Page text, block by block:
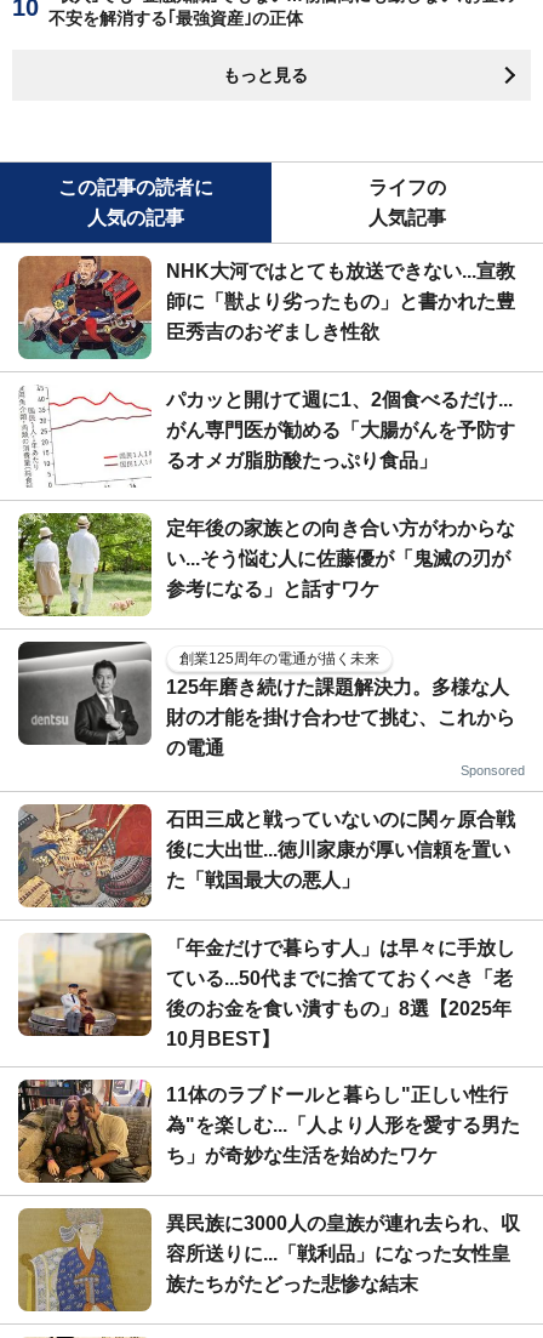
不安を解消する｢最強資産｣の正体
もっと見る
この記事の読者に
人気の記事
ライフの
人気記事
NHK大河ではとても放送できない...宣教
師に「獣より劣ったもの」と書かれた豊
臣秀吉のおぞましき性欲
パカッと開けて週に1、2個食べるだけ...
がん専門医が勧める「大腸がんを予防す
るオメガ脂肪酸たっぷり食品」
定年後の家族との向き合い方がわからな
い...そう悩む人に佐藤優が「鬼滅の刃が
参考になる」と話すワケ
創業125周年の電通が描く未来
125年磨き続けた課題解決力。多様な人
財の才能を掛け合わせて挑む、これから
の電通
Sponsored
石田三成と戦っていないのに関ヶ原合戦
後に大出世...徳川家康が厚い信頼を置い
た「戦国最大の悪人」
「年金だけで暮らす人」は早々に手放し
ている...50代までに捨てておくべき「老
後のお金を食い潰すもの」8選【2025年
10月BEST】
11体のラブドールと暮らし"正しい性行
為"を楽しむ...「人より人形を愛する男た
ち」が奇妙な生活を始めたワケ
異民族に3000人の皇族が連れ去られ、収
容所送りに...「戦利品」になった女性皇
族たちがたどった悲惨な結末